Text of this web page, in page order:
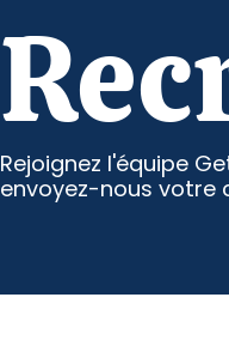
Rejoignez l'équipe
envoyez-nous votre